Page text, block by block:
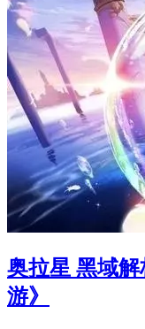
奥拉星 黑域
游》